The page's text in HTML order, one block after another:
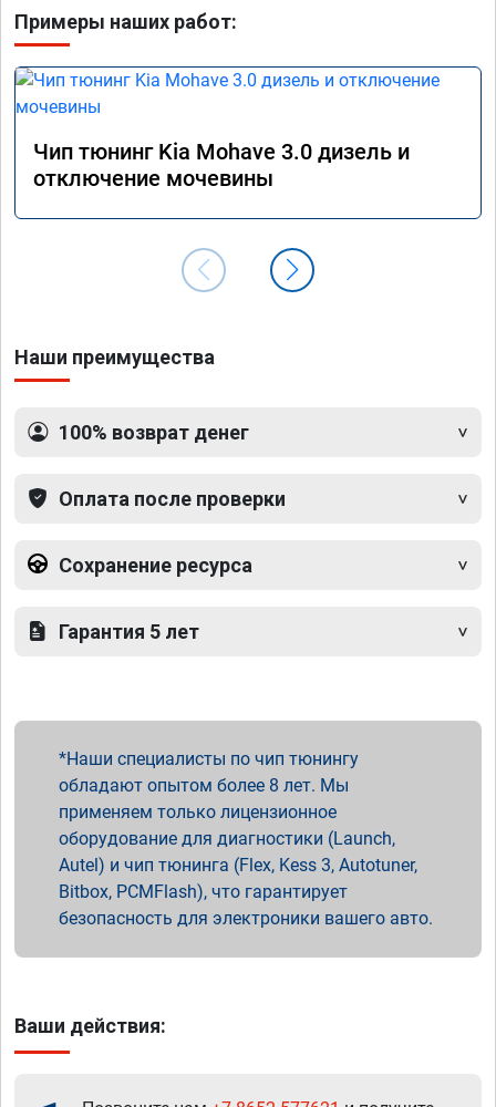
Примеры наших работ:
Чип тюнинг Kia Mohave 3.0 дизель и
отключение мочевины
Наши преимущества
100% возврат денег
Оплата после проверки
Сохранение ресурса
Гарантия 5 лет
Наши специалисты по чип тюнингу
обладают опытом более 8 лет. Мы
применяем только лицензионное
оборудование для диагностики (Launch,
Autel) и чип тюнинга (Flex, Kess 3, Autotuner,
Bitbox, PCMFlash), что гарантирует
безопасность для электроники вашего авто.
Ваши действия: